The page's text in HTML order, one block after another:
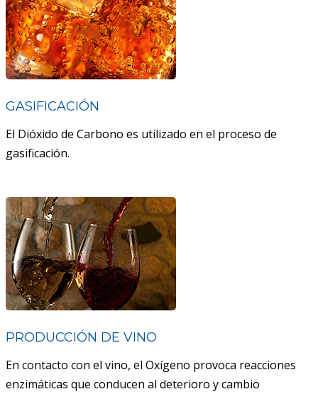
GASIFICACIÓN
El Dióxido de Carbono es utilizado en el proceso de
gasificación.
PRODUCCIÓN DE VINO
En contacto con el vino, el Oxígeno provoca reacciones
enzimáticas que conducen al deterioro y cambio